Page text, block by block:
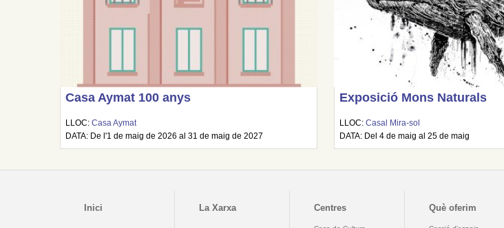
Casa Aymat 100 anys
LLOC:Casa Aymat
DATA: De l'1 de maig de 2026 al 31 de maig de 2027
Exposició Mons Naturals
LLOC:Casal Mira-sol
DATA: Del 4 de maig al 25 de maig
Inici La Xarxa Centres Què oferim